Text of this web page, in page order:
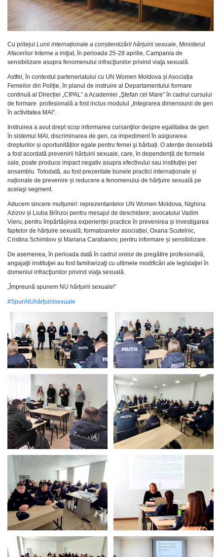
Cu prilejul Lunii internaționale a conștientizării hărțuirii sexuale , Ministerul
Afacerilor Interne a iniţiat, în perioada 25-28 aprilie, Campania de
sensibilizare asupra fenomenului infracţiunilor privind viaţa sexuală.
Astfel, în contextul parteneriatului cu UN Women Moldova și Asociația
Femeilor din Poliție, în planul de instruire al Departamentului formare
continuă al Direcției „CIPAL” a Academiei „Ştefan cel Mare” în cadrul cursului
de formare profesională a fost inclus modulul „Integrarea dimensiunii de gen
în activitatea MAI”.
Instruirea a avut drept scop informarea cursanţilor despre egalitatea de gen
în sistemul MAI, discriminarea de gen, ca impediment în asigurarea
drepturilor și oportunităților egale pentru femei şi bărbați. O atenție deosebită
a fost acordată prevenirii hărțuirii sexuale, care, în dependență de formele
sale, poate produce impact negativ asupra efectivului sau instituției per
ansamblu. Totodată, au fost prezentate bunele practici internaționale și
naționale de prevenire și reducere a fenomenului de hărțuire sexuală pe
acelaşi segment.
Aducem sincere mulțumiri: reprezentantelor UN Women Moldova, Nighina
Azizov și Liuba Brînzoi pentru mesajul de deschidere; avocatului Vadim
Vieru, pentru împărtășirea experienței practice în prevenirea și investigarea
faptelor de hărțuire sexuală; formatoarelor asociației, Oxana Scutelnic,
Cristina Schimbov și Mariana Carabanov, pentru informare și sensibilizare.
De asemenea, în perioada dată în cadrul orelor de pregătire profesională,
angajaţii instituţiei au fost familiarizaţi cu ultimele modificări ale legislaţiei în
domeniul infracţiunilor privind viaţa sexuală.
„Împreună spunem NU hărțuirii sexuale!”
#SpunNUhărțuiriisexuale